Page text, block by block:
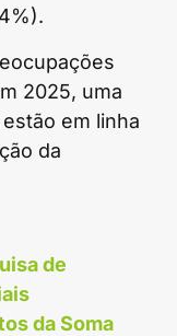
2025, uma
em linha
da
de
da Soma